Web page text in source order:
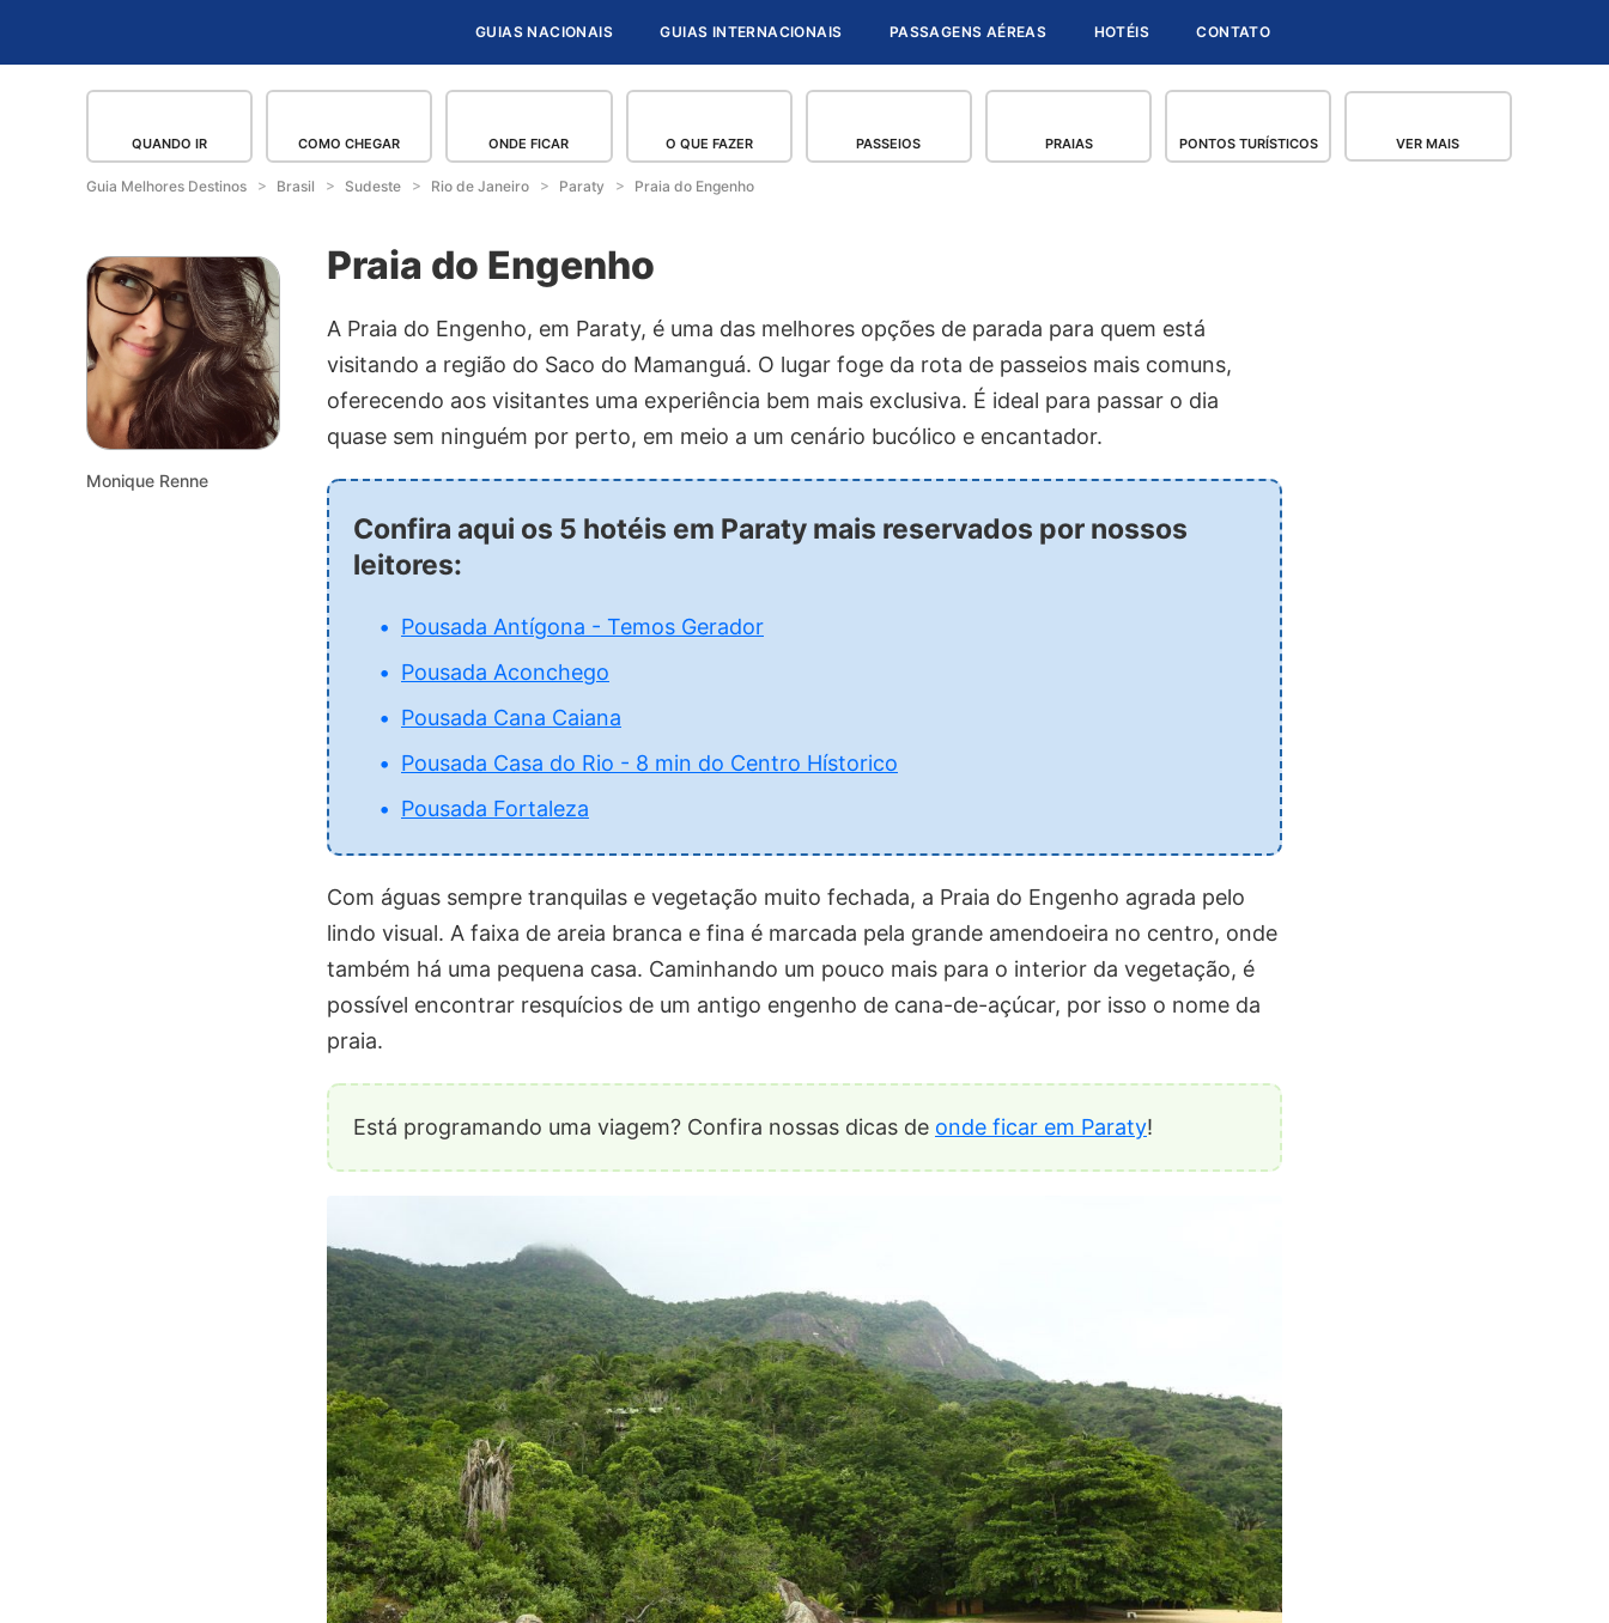
GUIAS NACIONAIS GUIAS INTERNACIONAIS PASSAGENS AÉREAS HOTÉIS CONTATO
QUANDO IR COMO CHEGAR ONDE FICAR O QUE FAZER PASSEIOS PRAIAS PONTOS TURÍSTICOS VER MAIS
Guia Melhores Destinos Brasil Sudeste Rio de Janeiro Paraty Praia do Engenho
Monique Renne
Praia do Engenho
A Praia do Engenho, em Paraty, é uma das melhores opções de parada para quem está
visitando a região do Saco do Mamanguá. O lugar foge da rota de passeios mais comuns,
oferecendo aos visitantes uma experiência bem mais exclusiva. É ideal para passar o dia
quase sem ninguém por perto, em meio a um cenário bucólico e encantador.
Confira aqui os 5 hotéis em Paraty mais reservados por nossos
leitores:
Pousada Antígona - Temos Gerador
Pousada Aconchego
Pousada Cana Caiana
Pousada Casa do Rio - 8 min do Centro Hístorico
Pousada Fortaleza
Com águas sempre tranquilas e vegetação muito fechada, a Praia do Engenho agrada pelo
lindo visual. A faixa de areia branca e fina é marcada pela grande amendoeira no centro, onde
também há uma pequena casa. Caminhando um pouco mais para o interior da vegetação, é
possível encontrar resquícios de um antigo engenho de cana-de-açúcar, por isso o nome da
praia.
Está programando uma viagem? Confira nossas dicas de onde ficar em Paraty!